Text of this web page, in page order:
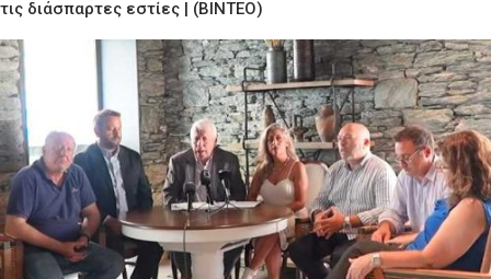
τις διάσπαρτες εστίες | (ΒΙΝΤΕΟ)